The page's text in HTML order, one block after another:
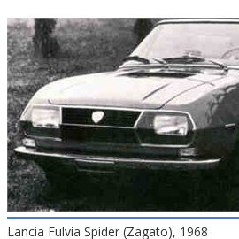
Lancia Fulvia Spider (Zagato), 1968